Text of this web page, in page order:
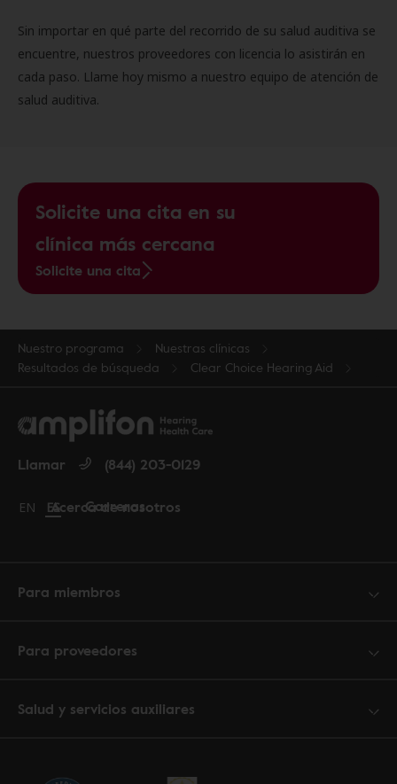
Sin importar en qué parte del recorrido de su salud auditiva se
encuentre, nuestros proveedores con licencia lo asistirán en
cada paso. Llame hoy mismo a nuestro equipo de atención de
salud auditiva.
Solicite una cita en su
clínica más cercana
Solicite una cita
Nuestro programa
Nuestras clínicas
Resultados de búsqueda
Clear Choice Hearing Aid
Acerca de nosotros
Carreras
Llamar (844) 203-0129
Change language to English
EN Cambiar idioma a español
ES
Para miembros
Para proveedores
Salud y servicios auxiliares